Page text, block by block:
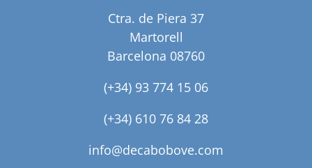
Ctra. de Piera 37
Martorell
Barcelona 08760
(+34) 93 774 15 06
(+34) 610 76 84 28
info@decabobove.com